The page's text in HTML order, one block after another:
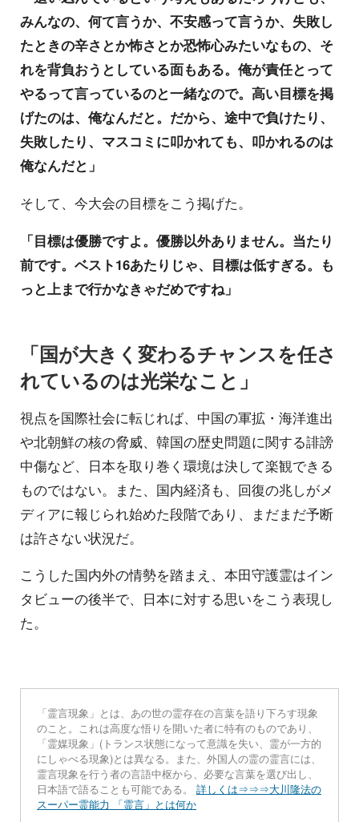
みんなの、何て言うか、不安感って言うか、失敗し
たときの辛さとか怖さとか恐怖心みたいなもの、そ
れを背負おうとしている面もある。俺が責任とって
やるって言っているのと一緒なので。高い目標を掲
げたのは、俺なんだと。だから、途中で負けたり、
失敗したり、マスコミに叩かれても、叩かれるのは
俺なんだと」
そして、今大会の目標をこう掲げた。
「目標は優勝ですよ。優勝以外ありません。当たり
前です。ベスト16あたりじゃ、目標は低すぎる。も
っと上まで行かなきゃだめですね」
「国が大きく変わるチャンスを任さ
れているのは光栄なこと」
視点を国際社会に転じれば、中国の軍拡・海洋進出
や北朝鮮の核の脅威、韓国の歴史問題に関する誹謗
中傷など、日本を取り巻く環境は決して楽観できる
ものではない。また、国内経済も、回復の兆しがメ
ディアに報じられ始めた段階であり、まだまだ予断
は許さない状況だ。
こうした国内外の情勢を踏まえ、本田守護霊はイン
タビューの後半で、日本に対する思いをこう表現し
た。
「霊言現象」とは、あの世の霊存在の言葉を語り下ろす現象
のこと。これは高度な悟りを開いた者に特有のものであり、
「霊媒現象」(トランス状態になって意識を失い、霊が一方的
にしゃべる現象)とは異なる。また、外国人の霊の霊言には、
霊言現象を行う者の言語中枢から、必要な言葉を選び出し、
日本語で語ることも可能である。 詳しくは⇒⇒⇒大川隆法の
スーパー霊能力 「霊言」とは何か